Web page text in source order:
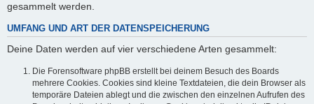
gesammelt werden.
UMFANG UND ART DER DATENSPEICHERUNG
Deine Daten werden auf vier verschiedene Arten gesammelt:
Die Forensoftware phpBB erstellt bei deinem Besuch des Boards
mehrere Cookies. Cookies sind kleine Textdateien, die dein Browser als
temporäre Dateien ablegt und die zwischen den einzelnen Aufrufen des